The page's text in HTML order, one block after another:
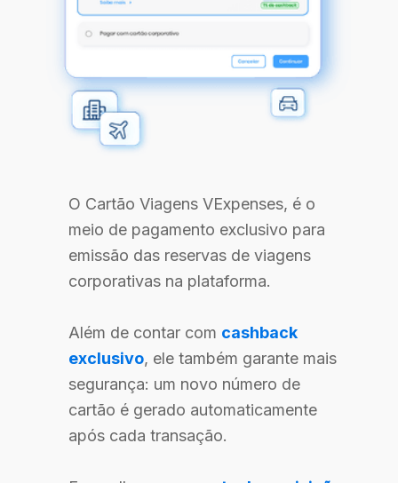
O Cartão Viagens VExpenses, é o
meio de pagamento exclusivo para
emissão das reservas de viagens
corporativas na plataforma.
Além de contar com cashback
exclusivo, ele também garante mais
segurança: um novo número de
cartão é gerado automaticamente
após cada transação.